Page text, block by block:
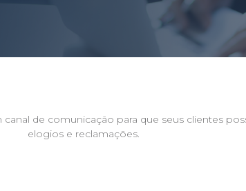
de comunicação para que seus clientes
elogios e reclamações.